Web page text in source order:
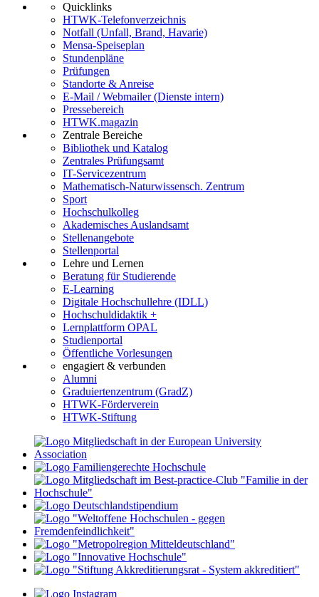
Quicklinks
HTWK-Telefonverzeichnis
Notfall (Unfall, Brand, Havarie)
Mensa-Speiseplan
Stundenpläne
Prüfungen
Standorte & Anreise
E-Mail / Webmailer (Dienste intern)
Pressebereich
HTWK.magazin
Zentrale Bereiche
Bibliothek und Katalog
Zentrales Prüfungsamt
IT-Servicezentrum
Mathematisch-Naturwissensch. Zentrum
Sport
Hochschulkolleg
Akademisches Auslandsamt
Stellenangebote
Stellenportal
Lehre und Lernen
Beratung für Studierende
E-Learning
Digitale Hochschullehre (IDLL)
Hochschuldidaktik +
Lernplattform OPAL
Studienportal
Öffentliche Vorlesungen
engagiert & verbunden
Alumni
Graduiertenzentrum (GradZ)
HTWK-Förderverein
HTWK-Stiftung